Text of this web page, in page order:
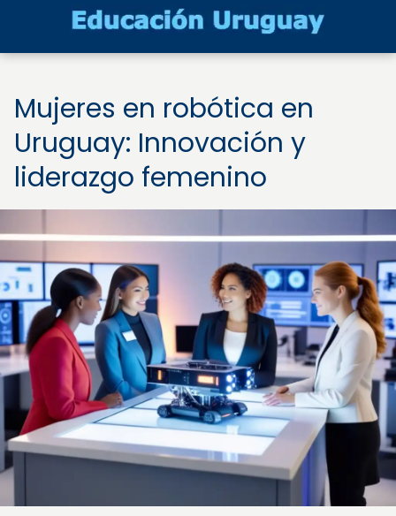
Mujeres en robótica en
Uruguay: Innovación y
liderazgo femenino